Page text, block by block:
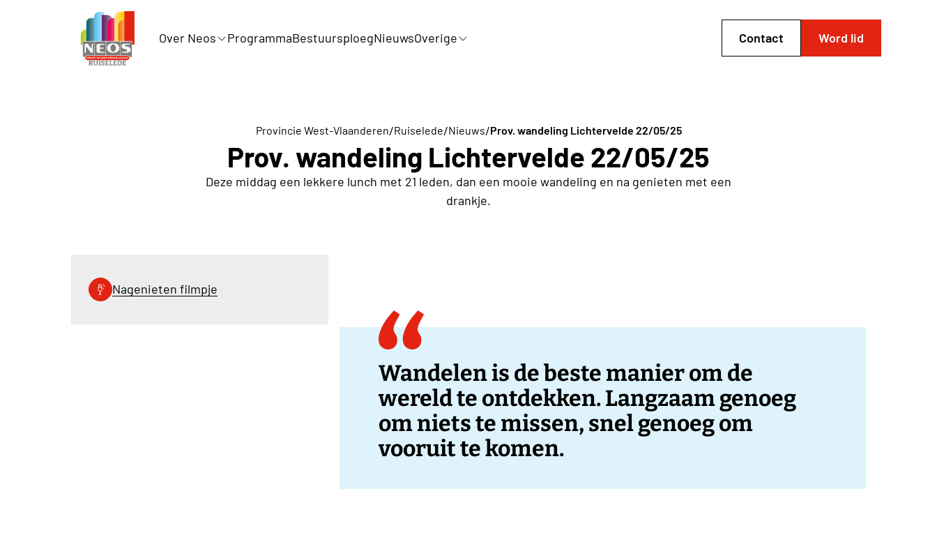
Over Neos ProgrammaBestuursploegNieuwsOverige Contact Word lid
Provincie West-Vlaanderen/Ruiselede/Nieuws/Prov. wandeling Lichtervelde 22/05/25
Prov. wandeling Lichtervelde 22/05/25
Deze middag een lekkere lunch met 21 leden, dan een mooie wandeling en na genieten met een
drankje.
Nagenieten filmpje
Wandelen is de beste manier om de
wereld te ontdekken. Langzaam genoeg
om niets te missen, snel genoeg om
vooruit te komen.